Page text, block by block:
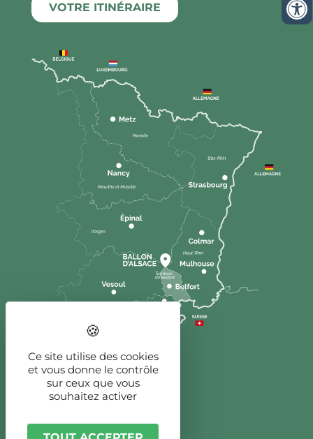
VOTRE ITINÉRAIRE
Ce site utilise des cookies
et vous donne le contrôle
sur ceux que vous
souhaitez activer